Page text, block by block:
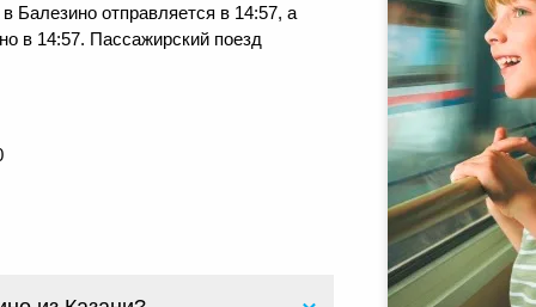
Балезино отправляется в 14:57, а
в 14:57. Пассажирский поезд